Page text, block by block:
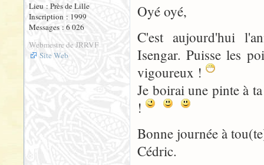
Lieu : Près de Lille
Inscription : 1999
Messages : 6 026
Webmestre de JRRVF
Site Web
Oyé oyé,
C'est aujourd'hui
Isengar. Puisse les
vigoureux !
Je boirai une pinte à
!
Bonne journée à
Cédric.